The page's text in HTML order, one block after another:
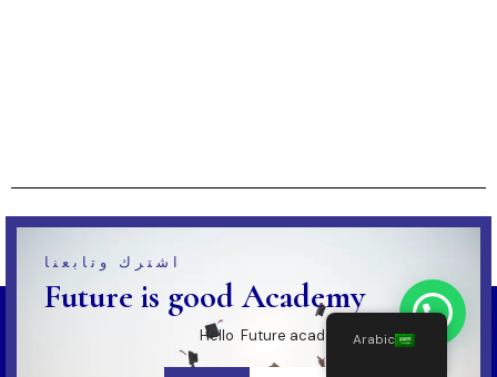
اشترك وتابعنا
Future is good Academy
Hello Future academy El-Mansoura
Arabic